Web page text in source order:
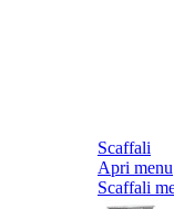
Scaffali
Apri menu
Scaffali